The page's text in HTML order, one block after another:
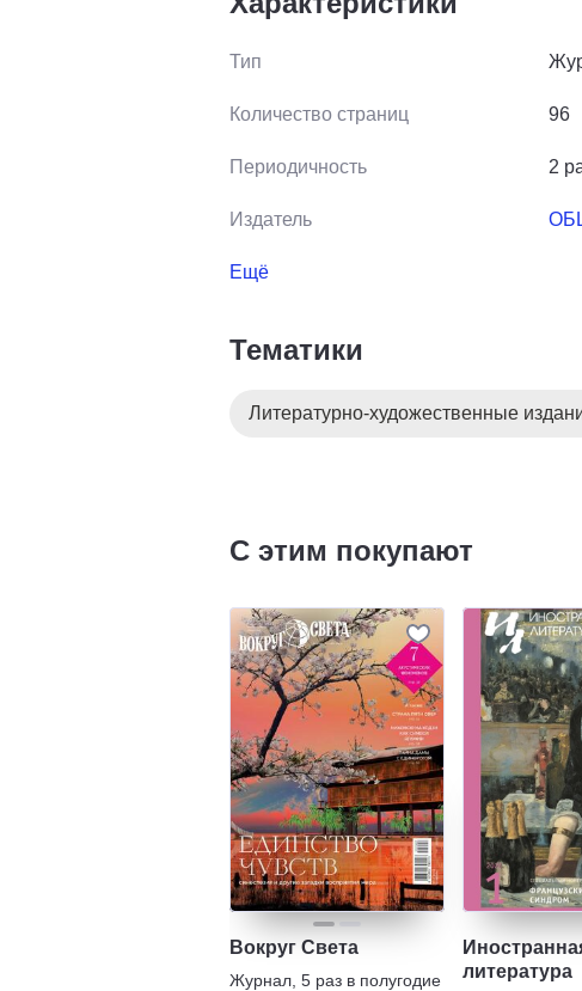
Тип
Количество страниц 96
Периодичность 2
Издатель
Ещё
Тематики
Литературно-художественные
С этим покупают
Вокруг Света
Журнал 5 раз в полугодие
литература